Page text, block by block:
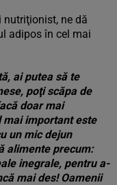
nutriţionist, ne dă
adipos în cel mai
ai putea să te
poţi scăpa de
doar mai
mai important este
un mic dejun
alimente precum:
inegrale, pentru a-
mai des! Oamenii